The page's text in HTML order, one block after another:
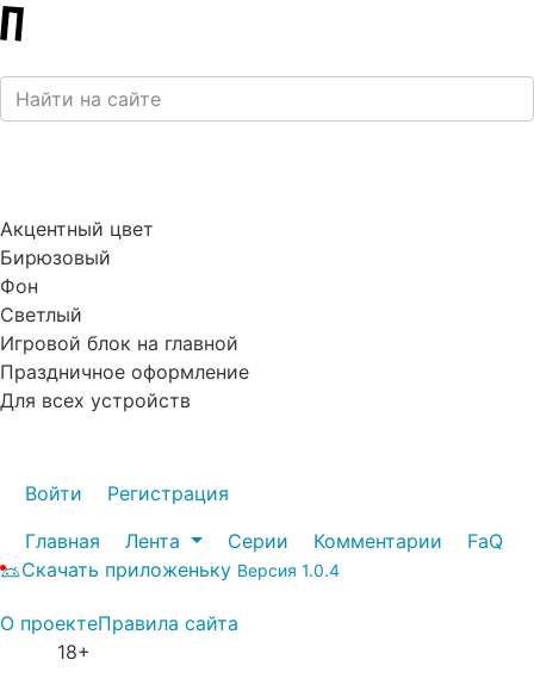
Акцентный цвет
Бирюзовый
Фон
Светлый
Игровой блок на главной
Праздничное оформление
Для всех устройств
Войти
Регистрация
Главная
Лента Серии Комментарии
FaQ
Скачать приложеньку Версия 1.0.4
О проектеПравила сайта
18+